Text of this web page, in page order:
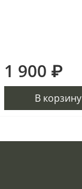
1 900 ₽
В корзину